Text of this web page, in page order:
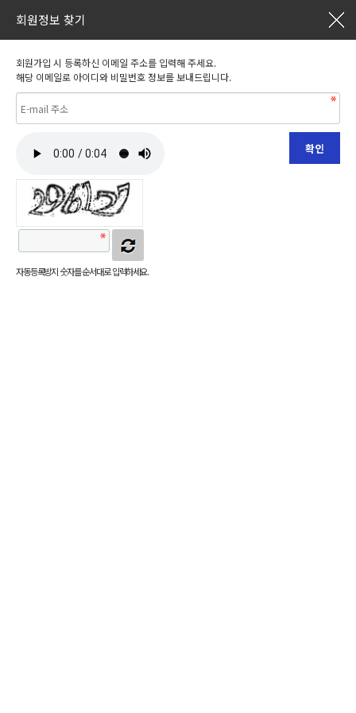
회원정보 찾기
회원가입 시 등록하신 이메일 주소를 입력해 주세요.
해당 이메일로 아이디와 비밀번호 정보를 보내드립니다.
자동등록방지 숫자를 순서대로 입력하세요.